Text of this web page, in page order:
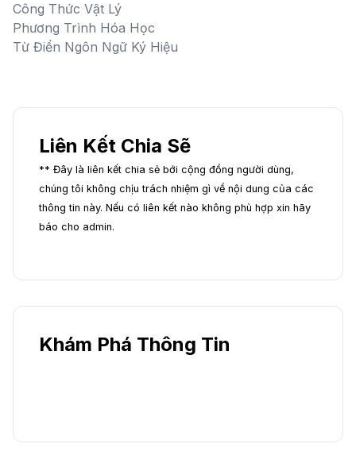
Công Thức Vật Lý
Phương Trình Hóa Học
Từ Điển Ngôn Ngữ Ký Hiệu
Liên Kết Chia Sẽ
** Đây là liên kết chia sẻ bới cộng đồng người dùng,
chúng tôi không chịu trách nhiệm gì về nội dung của các
thông tin này. Nếu có liên kết nào không phù hợp xin hãy
báo cho admin.
Khám Phá Thông Tin